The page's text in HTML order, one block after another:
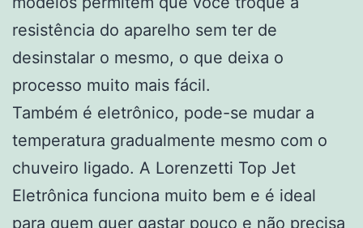
resistência do aparelho sem ter de
desinstalar o mesmo, o que deixa o
processo muito mais fácil.
Também é eletrônico, pode-se mudar a
temperatura gradualmente mesmo com o
chuveiro ligado. A Lorenzetti Top Jet
Eletrônica funciona muito bem e é ideal
para quem quer gastar pouco e não precisa